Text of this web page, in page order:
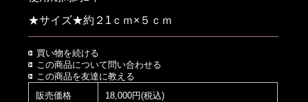
★サイズ★約２1ｃｍ×５ｃｍ
買い物を続ける
この商品について問い合わせる
この商品を友達に教える
販売価格
18,000円(税込)